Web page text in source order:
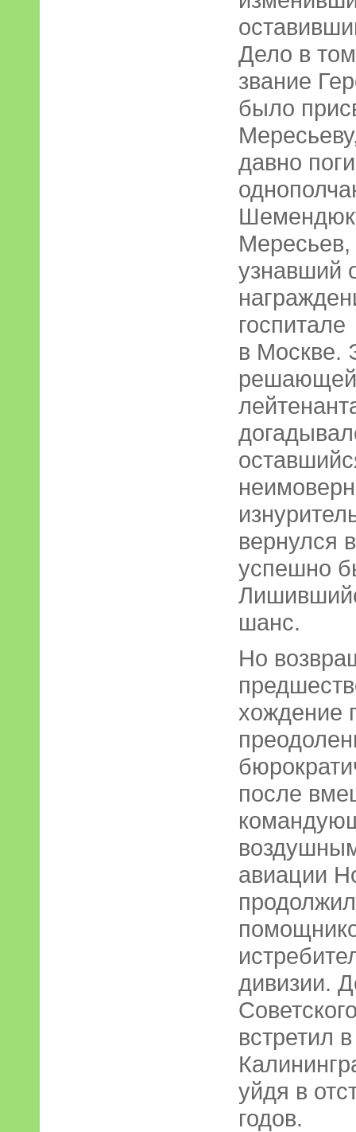
Дело в
звание
было
давно
Мересьев,
узнавший
госпитале
в Москве.
решающей
вернулся
успешно
шанс.
Но
хождение
после
авиации
дивизии.
встретил
уйдя в
годов.